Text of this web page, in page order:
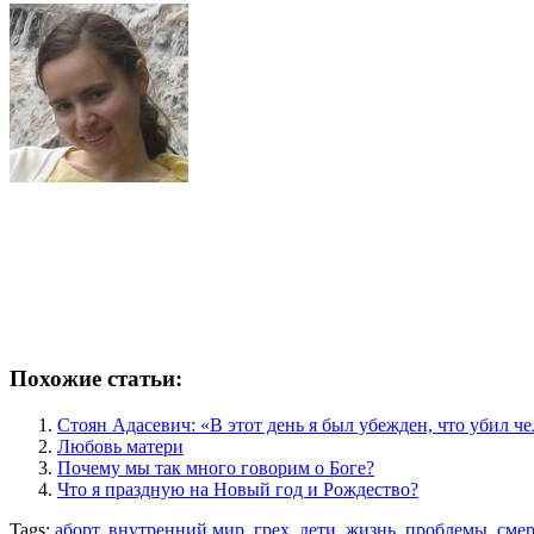
Похожие статьи:
Стоян Адасевич: «В этот день я был убежден, что убил
Любовь матери
Почему мы так много говорим о Боге?
Что я праздную на Новый год и Рождество?